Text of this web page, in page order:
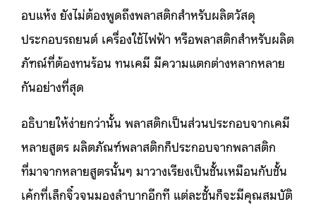
อบแห้ง ยังไม่ต้องพูดถึงพลาสติกสำหรับผลิตวัสดุ
ประกอบรถยนต์ เครื่องใช้ไฟฟ้า หรือพลาสติกสำหรับผลิต
ภัฑณ์ที่ต้องทนร้อน ทนเคมี มีความแตกต่างหลากหลาย
กันอย่างที่สุด
อธิบายให้ง่ายกว่านั้น พลาสติกเป็นส่วนประกอบจากเคมี
หลายสูตร ผลิตภัณฑ์พลาสติกก็ประกอบจากพลาสติก
ที่มาจากหลายสูตรนั้นๆ มาวางเรียงเป็นชั้นเหมือนกับชั้น
เค้กที่เล็กจิ๋วจนมองลำบากอีกที แต่ละชั้นก็จะมีคุณสมบัติ